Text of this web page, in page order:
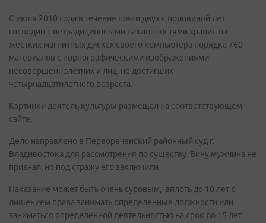
С июля 2010 года в течение почти двух с половиной лет
господин с нетрадиционными наклонностями хранил на
жестких магнитных дисках своего компьютера порядка 760
материалов с порнографическими изображениями
несовершеннолетних и лиц, не достигших
четырнадцатилетнего возраста.
Картинки деятель культуры размещал на соответствующем
сайте.
Дело направлено в Первореченский районный суд г.
Владивостока для рассмотрения по существу. Вину мужчина не
признал, но под стражу его заключили
Наказание может быть очень суровым, вплоть до 10 лет с
лишением права занимать определенные должности или
заниматься определенной деятельностью на срок до 15 лет